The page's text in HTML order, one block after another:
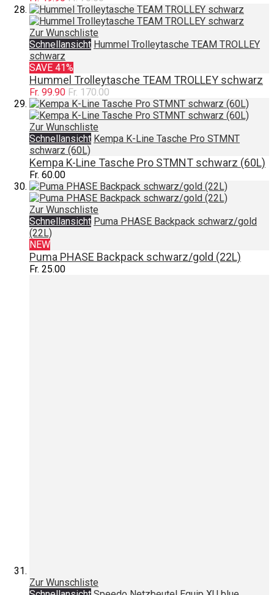
Zur Wunschliste
Schnellansicht Hummel Trolleytasche TEAM TROLLEY
schwarz
SAVE 41%
Hummel Trolleytasche TEAM TROLLEY schwarz
Fr. 99.90 Fr. 170.00
Zur Wunschliste
Schnellansicht Kempa K-Line Tasche Pro STMNT
schwarz (60L)
Kempa K-Line Tasche Pro STMNT schwarz (60L)
Fr. 60.00
Zur Wunschliste
Schnellansicht Puma PHASE Backpack schwarz/gold
(22L)
NEW
Puma PHASE Backpack schwarz/gold (22L)
Fr. 25.00
Zur Wunschliste